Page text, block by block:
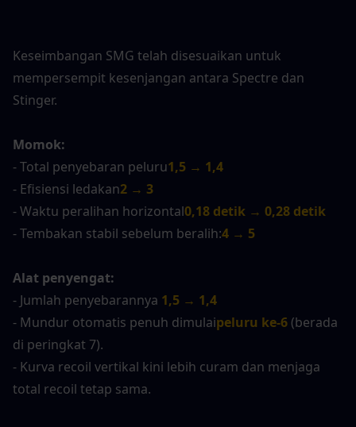
Keseimbangan SMG telah disesuaikan untuk
mempersempit kesenjangan antara Spectre dan
Stinger.
Momok:
- Total penyebaran peluru1,5 → 1,4
- Efisiensi ledakan2 → 3
- Waktu peralihan horizontal0,18 detik → 0,28 detik
- Tembakan stabil sebelum beralih:4 → 5
Alat penyengat:
- Jumlah penyebarannya 1,5 → 1,4
- Mundur otomatis penuh dimulaipeluru ke-6 (berada
di peringkat 7).
- Kurva recoil vertikal kini lebih curam dan menjaga
total recoil tetap sama.